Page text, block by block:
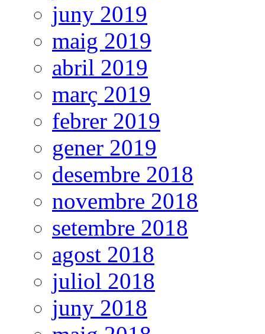
juny 2019
maig 2019
abril 2019
març 2019
febrer 2019
gener 2019
desembre 2018
novembre 2018
setembre 2018
agost 2018
juliol 2018
juny 2018